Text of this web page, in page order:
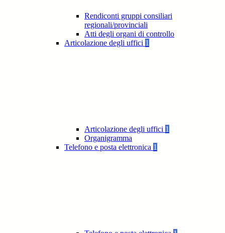
Rendiconti gruppi consiliari
regionali/provinciali
Atti degli organi di controllo
Articolazione degli uffici 1
Articolazione degli uffici 1
Organigramma
Telefono e posta elettronica 1